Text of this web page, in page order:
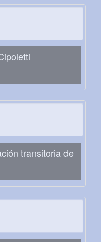
transitoria de